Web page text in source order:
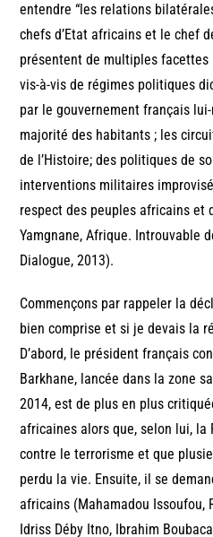
entendre “les relations
chefs d’Etat africains et le chef
présentent de multiples
vis-à-vis de régimes politiques
par le gouvernement français
majorité des habitants ; les
de l’Histoire; des politiques de
interventions militaires
respect des peuples africains et
Yamgnane, Afrique. Introuvable
Dialogue, 2013).
Commençons par rappeler la
bien comprise et si je devais la
D’abord, le président français
Barkhane, lancée dans la zone
2014, est de plus en plus
africaines alors que, selon lui, la
contre le terrorisme et que
perdu la vie. Ensuite, il se
africains (Mahamadou Issoufou,
Idriss Déby Itno, Ibrahim